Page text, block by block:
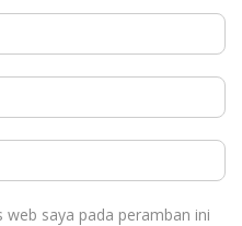
saya pada peramban ini